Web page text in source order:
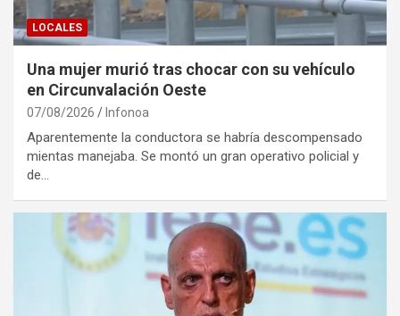
LOCALES
Una mujer murió tras chocar con su vehículo
en Circunvalación Oeste
07/08/2026 Infonoa
Aparentemente la conductora se habría descompensado
mientas manejaba. Se montó un gran operativo policial y
de…